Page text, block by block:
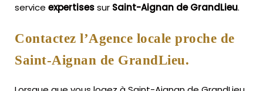
service expertisessur Saint-Aignan de GrandLieu.
Contactez l’Agence locale proche de
Saint-Aignan de GrandLieu.